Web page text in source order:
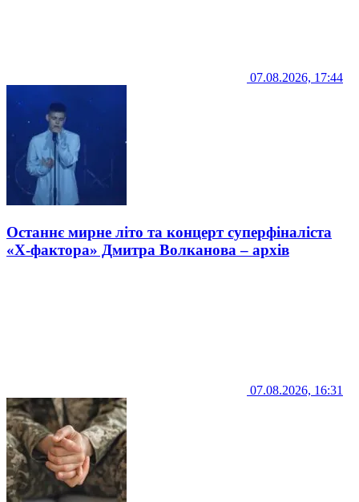
07.08.2026, 17:44
Останнє мирне літо та концерт суперфіналіста
«Х-фактора» Дмитра Волканова – архів
07.08.2026, 16:31